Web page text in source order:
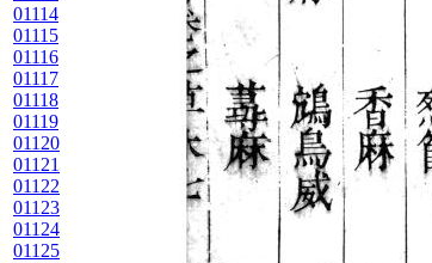
01114
01115
01116
01117
01118
01119
01120
01121
01122
01123
01124
01125